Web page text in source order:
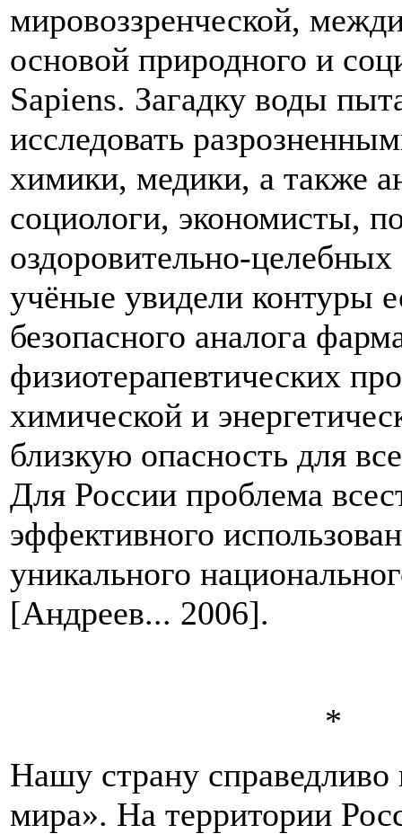
мировоззренческой,
основой природного и
Sapiens. Загадку воды
исследовать
химики, медики, а также
социологи, экономисты,
оздоровительно-
учёные увидели контуры
безопасного аналога
физиотерапевтических
химической и
близкую опасность для
Для России проблема
эффективного
уникального
[Андреев... 2006].
*
Нашу страну
мира». На территории